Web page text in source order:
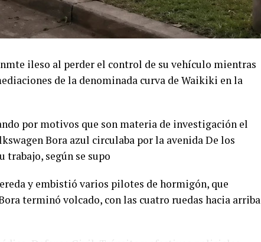
ileso al perder el control de su vehículo mientras
de la denominada curva de Waikiki en la
por motivos que son materia de investigación el
Bora azul circulaba por la avenida De los
trabajo, según se supo
y embistió varios pilotes de hormigón, que
terminó volcado, con las cuatro ruedas hacia arriba